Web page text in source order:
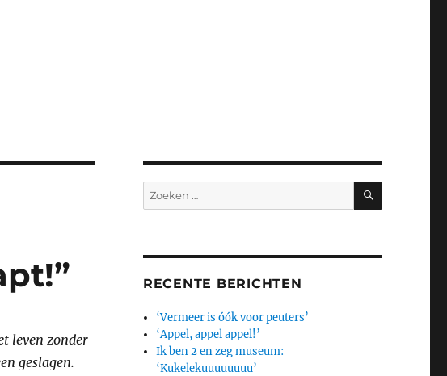
leven zonder
geslagen.
Zoeken
naar:
ZOEKEN
RECENTE BERICHTEN
‘Vermeer is óók voor peuters’
‘Appel, appel appel!’
Ik ben 2 en zeg museum:
‘Kukelekuuuuuuuu’